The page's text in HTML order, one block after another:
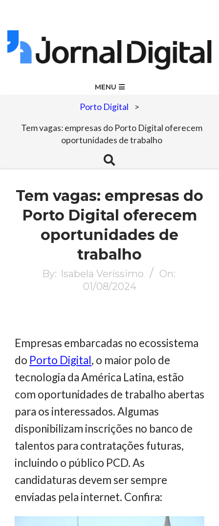
Skip
to
Jornal
Digital
MENU
Porto Digital >
Tem vagas: empresas do Porto Digital oferecem
oportunidades de trabalho
Search
Tem vagas: empresas do
Porto Digital oferecem
oportunidades de
trabalho
By: Isabela Veríssimo
On:
01/08/2024
Empresas embarcadas no ecossistema
do Porto Digital, o maior polo de
tecnologia da América Latina, estão
com oportunidades de trabalho abertas
para os interessados. Algumas
disponibilizam inscrições no banco de
talentos para contratações futuras,
incluindo o público PCD. As
candidaturas devem ser sempre
enviadas pela internet. Confira: